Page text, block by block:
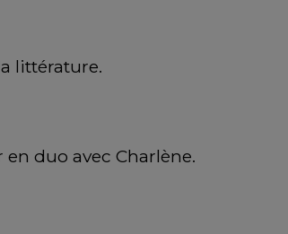
littérature.
duo avec Charlène.